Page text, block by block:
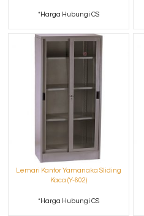
*Harga Hubungi CS
Lemari Kantor Yamanaka Sliding
Kaca (Y-602)
*Harga Hubungi CS